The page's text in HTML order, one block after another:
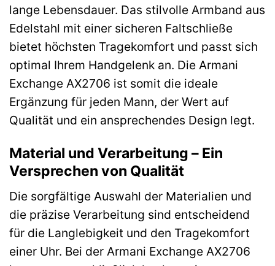
lange Lebensdauer. Das stilvolle Armband aus
Edelstahl mit einer sicheren Faltschließe
bietet höchsten Tragekomfort und passt sich
optimal Ihrem Handgelenk an. Die Armani
Exchange AX2706 ist somit die ideale
Ergänzung für jeden Mann, der Wert auf
Qualität und ein ansprechendes Design legt.
Material und Verarbeitung – Ein
Versprechen von Qualität
Die sorgfältige Auswahl der Materialien und
die präzise Verarbeitung sind entscheidend
für die Langlebigkeit und den Tragekomfort
einer Uhr. Bei der Armani Exchange AX2706